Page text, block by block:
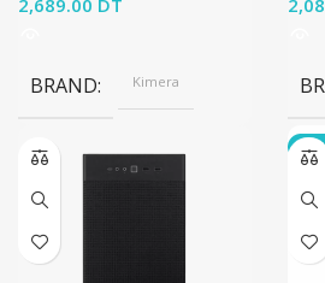
BRAND Kimera
-